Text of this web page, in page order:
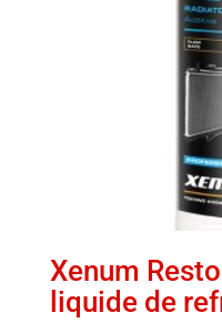
Xenum
liquide de